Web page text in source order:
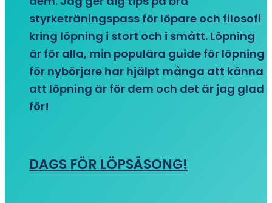
styrketräningspass för löpare och filosofi
kring löpning i stort och i smått. Löpning
är för alla, min populära guide för löpning
för nybörjare har hjälpt många att känna
att löpning är för dem och det är jag glad
för!
DAGS FÖR LÖPSÄSONG!